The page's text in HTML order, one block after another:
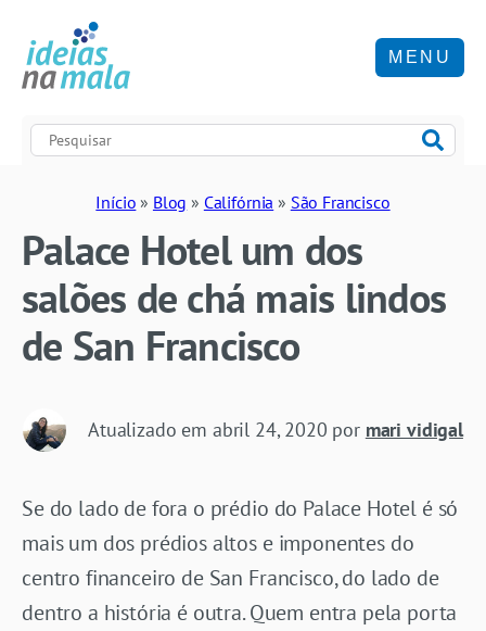
MENU
Início » Blog » Califórnia » São Francisco
Palace Hotel um dos
salões de chá mais lindos
de San Francisco
Atualizado em abril 24, 2020 por mari vidigal
Se do lado de fora o prédio do Palace Hotel é só
mais um dos prédios altos e imponentes do
centro financeiro de San Francisco, do lado de
dentro a história é outra. Quem entra pela porta